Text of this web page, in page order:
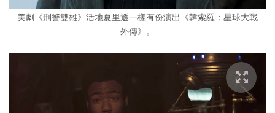
美劇《刑警雙雄》活地夏里遜一樣有份演出《韓索羅：星球大戰
外傳》。